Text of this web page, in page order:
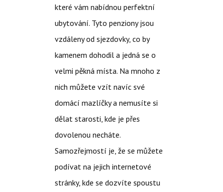
které vám nabídnou perfektní
ubytování. Tyto penziony jsou
vzdáleny od sjezdovky, co by
kamenem dohodil a jedná se o
velmi pěkná místa. Na mnoho z
nich můžete vzít navíc své
domácí mazlíčky a nemusíte si
dělat starosti, kde je přes
dovolenou necháte.
Samozřejmostí je, že se můžete
podívat na jejich internetové
stránky, kde se dozvíte spoustu